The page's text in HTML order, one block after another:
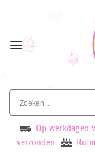
content
Op werkdagen
verzonden
Ruim